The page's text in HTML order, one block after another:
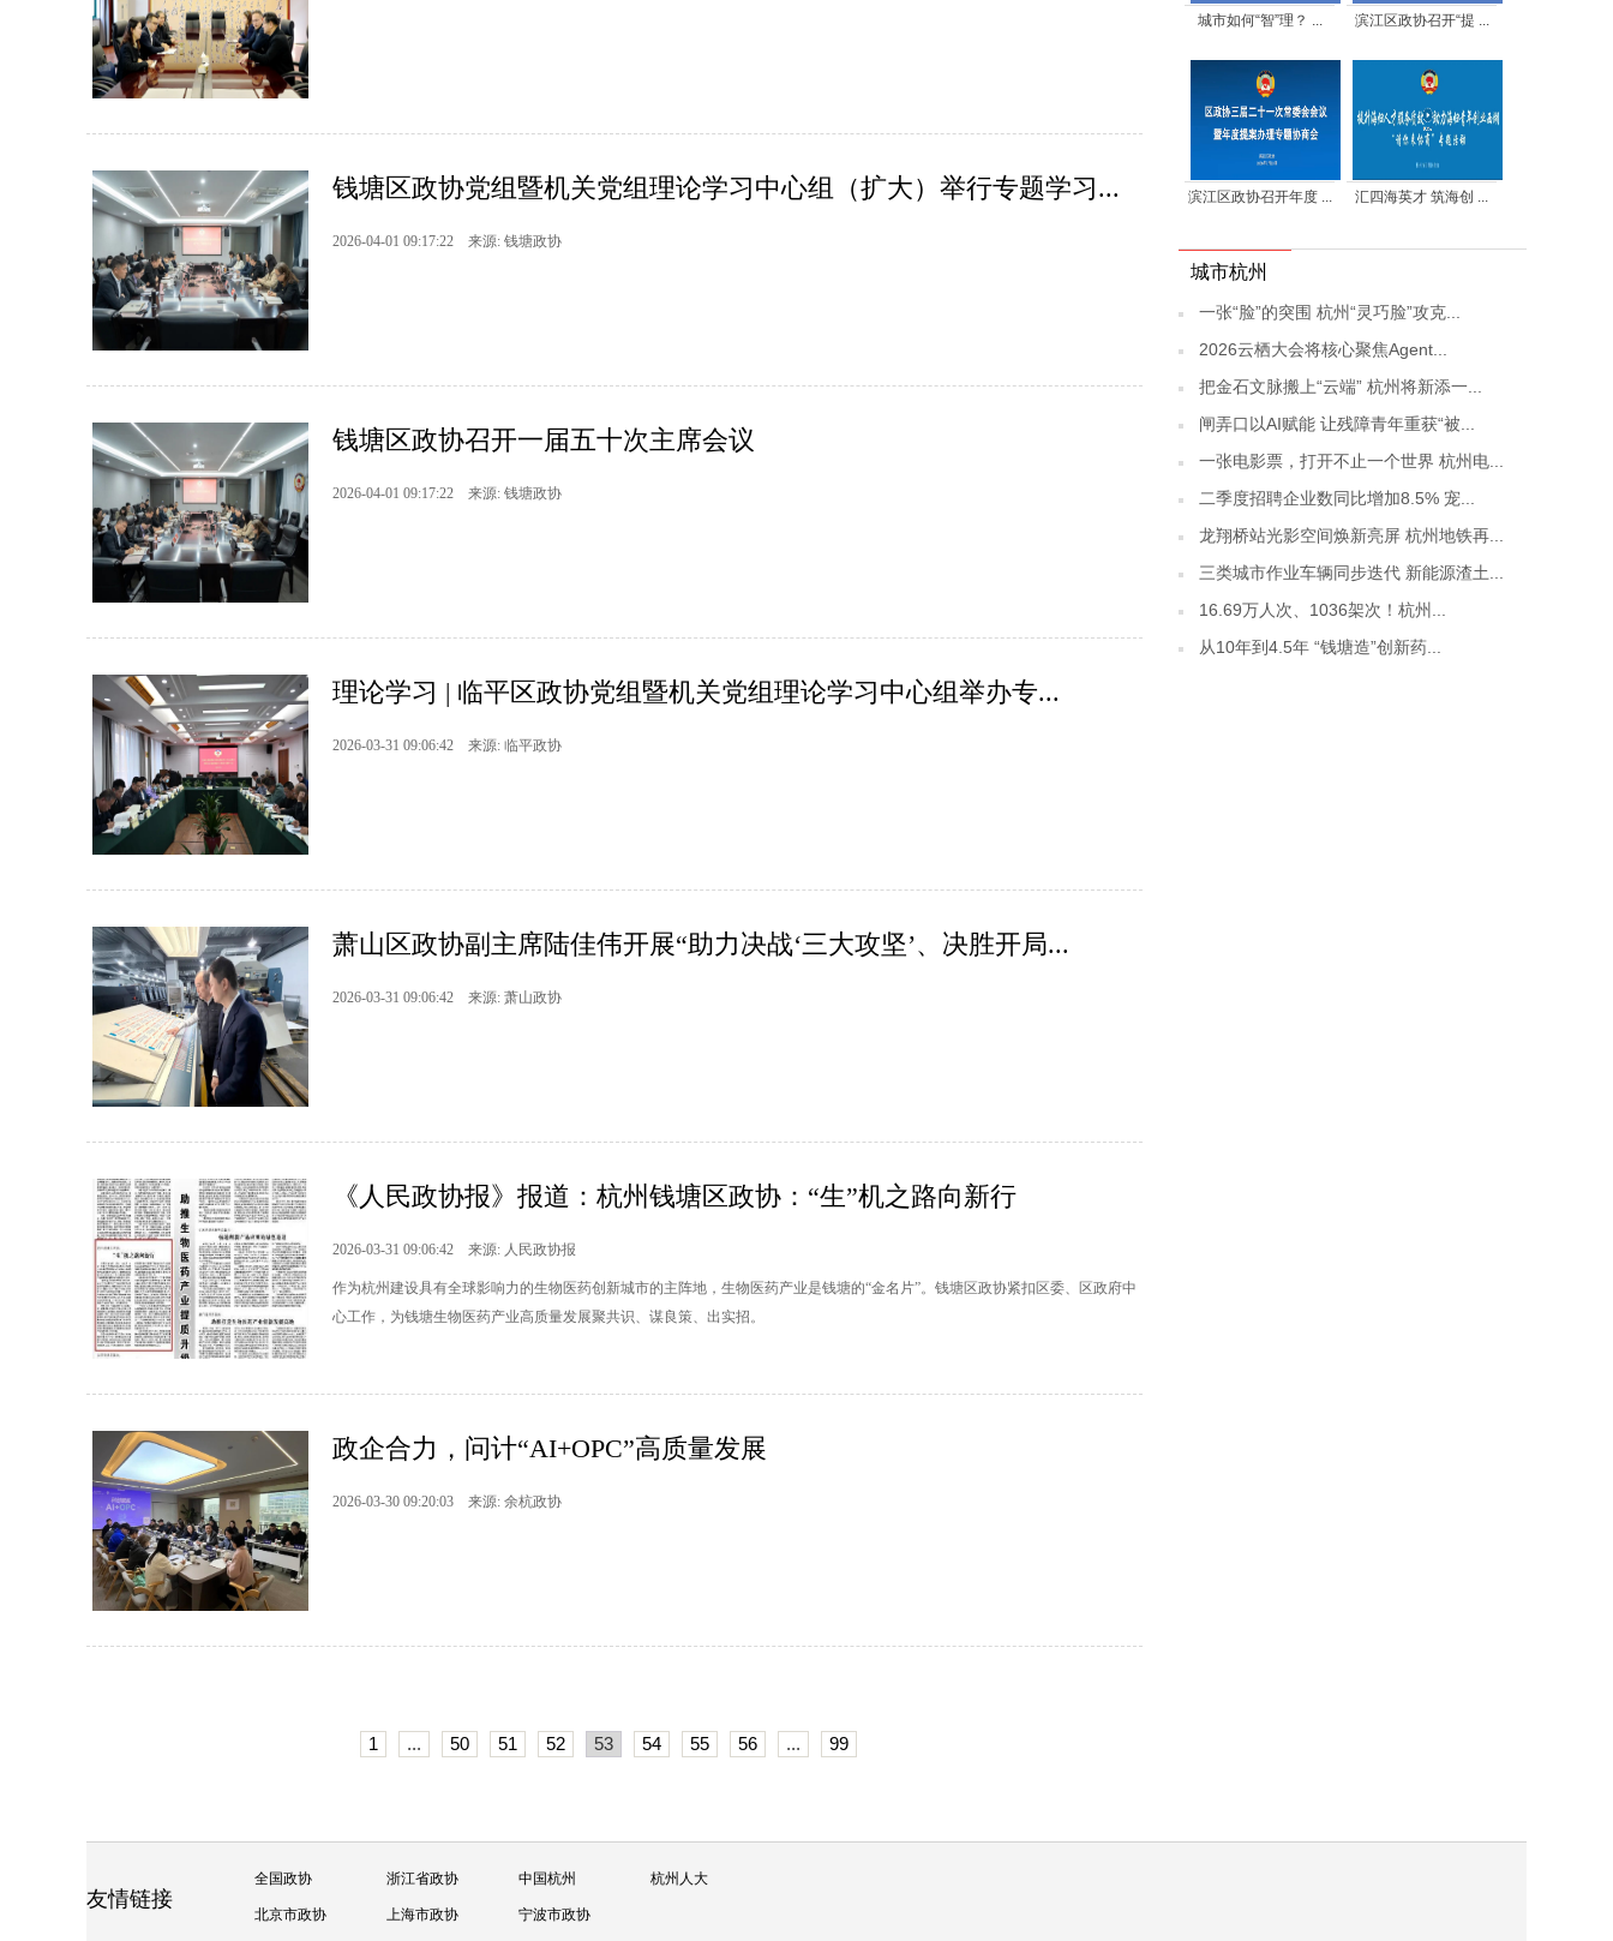
钱塘区政协党组暨机关党组理论学习中心组（扩大）举行专题学习...
2026-04-01 09:17:22 来源: 钱塘政协
钱塘区政协召开一届五十次主席会议
2026-04-01 09:17:22 来源: 钱塘政协
理论学习 | 临平区政协党组暨机关党组理论学习中心组举办专...
2026-03-31 09:06:42 来源: 临平政协
萧山区政协副主席陆佳伟开展“助力决战‘三大攻坚’、决胜开局...
2026-03-31 09:06:42 来源: 萧山政协
《人民政协报》报道：杭州钱塘区政协：“生”机之路向新行
2026-03-31 09:06:42 来源: 人民政协报
作为杭州建设具有全球影响力的生物医药创新城市的主阵地，生物医药产业是钱塘的“金名片”。钱塘区政协紧扣区委、区政府中
心工作，为钱塘生物医药产业高质量发展聚共识、谋良策、出实招。
政企合力，问计“AI+OPC”高质量发展
2026-03-30 09:20:03 来源: 余杭政协
1 ... 50 51 52 53 54 55 56 ... 99
城市如何“智”理？ ... 滨江区政协召开“提 ...
滨江区政协召开年度 ... 汇四海英才 筑海创 ...
城市杭州
一张“脸”的突围 杭州“灵巧脸”攻克...
2026云栖大会将核心聚焦Agent...
把金石文脉搬上“云端” 杭州将新添一...
闸弄口以AI赋能 让残障青年重获“被...
一张电影票，打开不止一个世界 杭州电...
二季度招聘企业数同比增加8.5% 宠...
龙翔桥站光影空间焕新亮屏 杭州地铁再...
三类城市作业车辆同步迭代 新能源渣土...
16.69万人次、1036架次！杭州...
从10年到4.5年 “钱塘造”创新药...
友情链接
全国政协 浙江省政协 中国杭州 杭州人大
北京市政协 上海市政协 宁波市政协